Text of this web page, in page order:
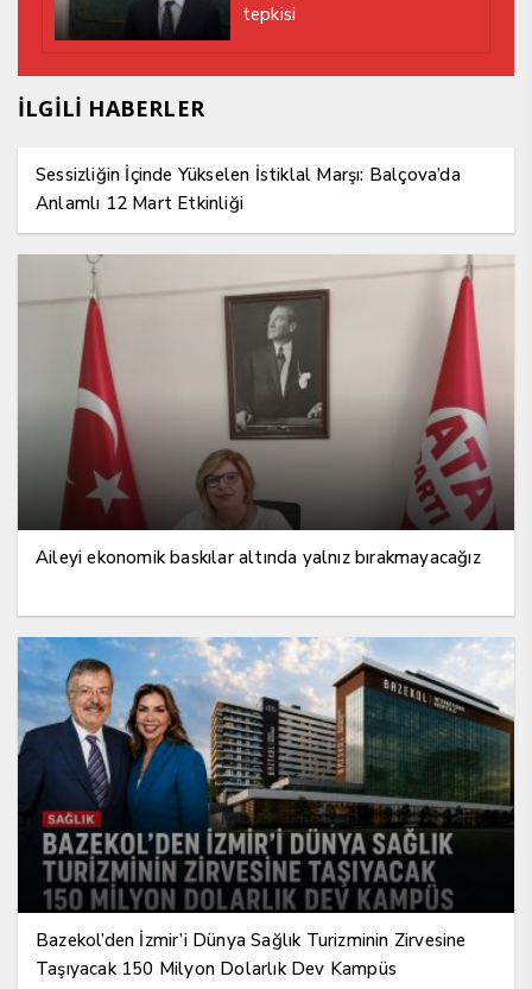
tepkisi
İLGİLİ HABERLER
Sessizliğin İçinde Yükselen İstiklal Marşı: Balçova’da
Anlamlı 12 Mart Etkinliği
Aileyi ekonomik baskılar altında yalnız bırakmayacağız
Bazekol’den İzmir’i Dünya Sağlık Turizminin Zirvesine
Taşıyacak 150 Milyon Dolarlık Dev Kampüs